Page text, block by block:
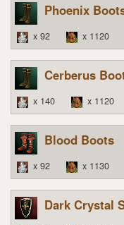
Phoenix
x 92 x 1120
Cerberus
x 140 x 1120
Blood Boots
x 92 x 1130
Dark Crystal